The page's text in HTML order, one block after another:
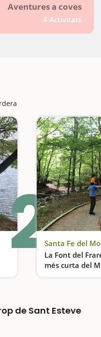
Aventures a coves
4 Activitats
per fer amb nens
2Santa Fe del
La Font del
més curta del
de Sant Esteve